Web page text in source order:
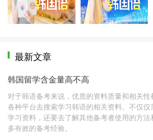
最新文章
韩国留学含金量高不高
对于韩语备考来说，优质的资料质量和相关
各种平台去搜索学习韩语的相关资料。不仅
学习资料，还要去了解其他备考者使用的方
多有效的备考经验。